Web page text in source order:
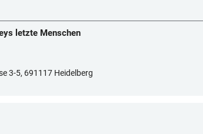
letzte Menschen
3-5, 691117 Heidelberg